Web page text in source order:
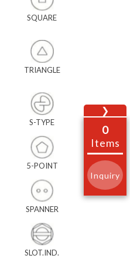
SQUARE
TRIANGLE
S-TYPE
5-POINT
SPANNER
SLOT.IND.
❯
0
Items
Inquiry